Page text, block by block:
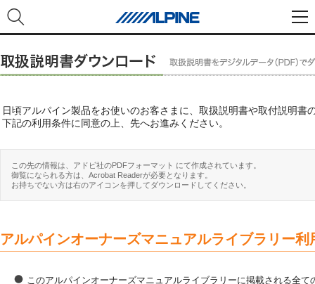
日頃アルパイン製品をお使いのお客さまに、取扱説明書や取付説明書
下記の利用条件に同意の上、先へお進みください。
この先の情報は、アドビ社のPDFフォーマット にて作成されています。
御覧になられる方は、Acrobat Readerが必要となります。
お持ちでない方は右のアイコンを押してダウンロードしてください。
アルパインオーナーズマニュアルライブラリー利
このアルパインオーナーズマニュアルライブラリーに掲載される全